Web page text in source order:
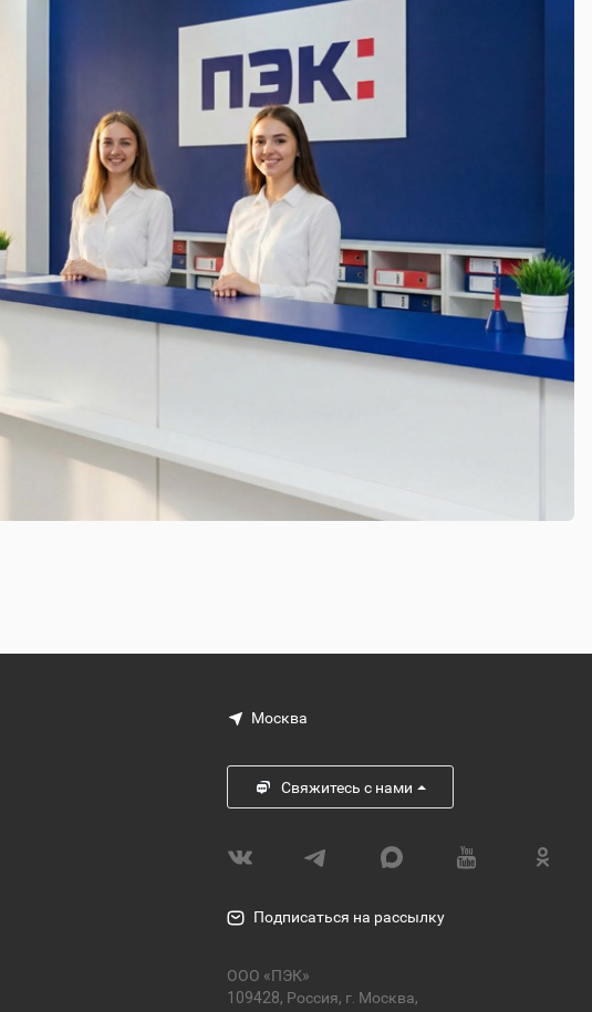
Москва
Свяжитесь с нами
Подписаться на рассылку
ООО «ПЭК»
109428, Россия, г. Москва,